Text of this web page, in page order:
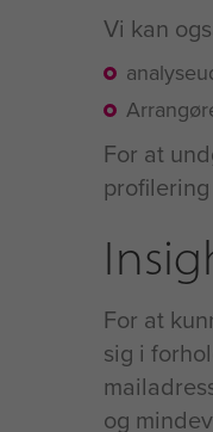
Vi kan
For at
For at
sig i
og